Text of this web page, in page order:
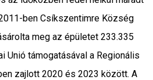
ben Csíkszentimre Község
meg az épületet 233.335
Unió támogatásával a Regionális
zajlott 2020 és 2023 között. A